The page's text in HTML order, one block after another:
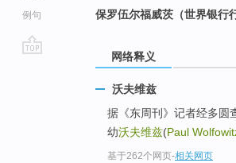
例句
保罗伍尔福威茨（世界银行
网络释义
沃夫维兹
据《东周刊》记者经多圆
幼沃夫维兹(Paul
基于262个网页-相关网页